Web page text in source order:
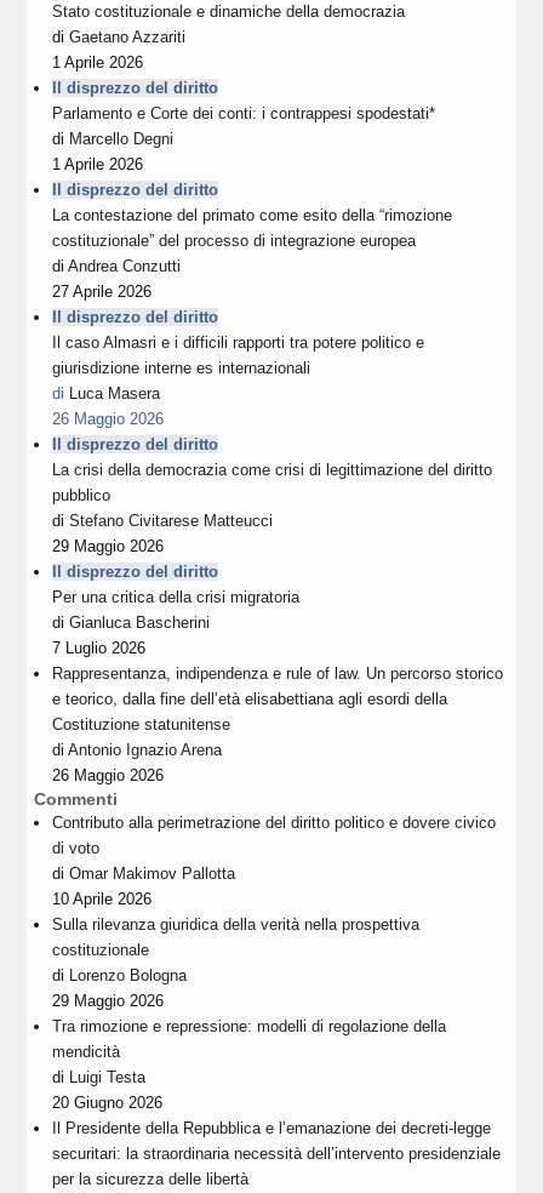
Stato costituzionale e dinamiche della democrazia
diGaetano Azzariti
1 Aprile 2026
Il disprezzo del diritto
Parlamento e Corte dei conti: i contrappesi spodestati*
di Marcello Degni
1 Aprile 2026
Il disprezzo del diritto
La contestazione del primato come esito della “rimozione
costituzionale” del processo di integrazione europea
diAndrea Conzutti
27 Aprile 2026
Il disprezzo del diritto
Il caso Almasri e i difficili rapporti tra potere politico e
giurisdizione interne es internazionali
di
Luca Masera
26 Maggio 2026
Il disprezzo del diritto
La crisi della democrazia come crisi di legittimazione del diritto
pubblico
diStefano Civitarese Matteucci
29 Maggio 2026
Il disprezzo del diritto
Per una critica della crisi migratoria
diGianluca Bascherini
7 Luglio 2026
Rappresentanza, indipendenza e rule of law. Un percorso storico
e teorico, dalla fine dell’età elisabettiana agli esordi della
Costituzione statunitense
diAntonio Ignazio Arena
26 Maggio 2026
Commenti
Contributo alla perimetrazione del diritto politico e dovere civico
di voto
diOmar Makimov Pallotta
10 Aprile 2026
Sulla rilevanza giuridica della verità nella prospettiva
costituzionale
di
Lorenzo Bologna
29 Maggio 2026
Tra rimozione e repressione: modelli di regolazione della
mendicità
di
Luigi Testa
20 Giugno 2026
Il Presidente della Repubblica e l’emanazione dei decreti-legge
securitari: la straordinaria necessità dell’intervento presidenziale
per la sicurezza delle libertà